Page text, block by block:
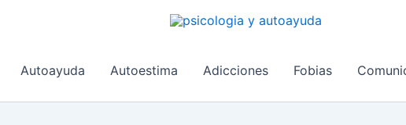
Autoayuda Autoestima Adicciones Fobias